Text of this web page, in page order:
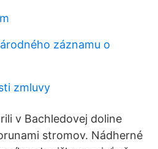
záznamu o
zmluvy
v Bachledovej doline
stromov. Nádherné